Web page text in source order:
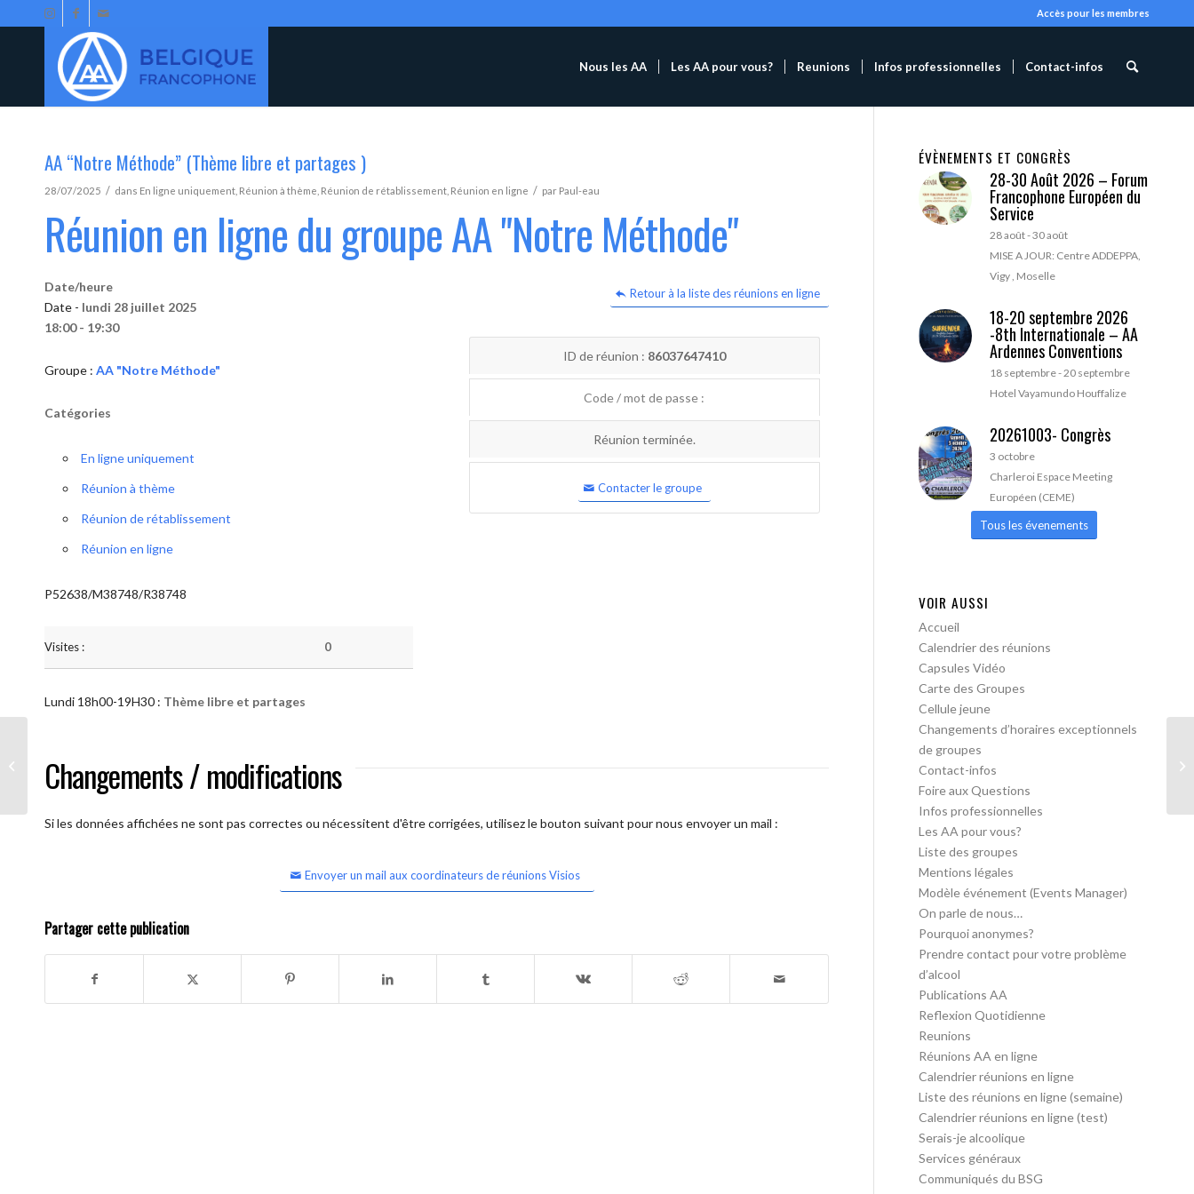
Accès pour les membres
Nous les AA Les AA pour vous? Reunions Infos professionnelles Contact-infos
AA “Notre Méthode” (Thème libre et partages )
28/07/2025 / dans En ligne uniquement Réunion à thème Réunion de rétablissement Réunion en ligne / par Paul-eau
Réunion en ligne du groupe AA "Notre Méthode"
Retour à la liste des réunions en ligne
Date/heure
Date - lundi 28 juillet 2025
18:00 - 19:30
Groupe : AA "Notre Méthode"
Catégories
En ligne uniquement
Réunion à thème
Réunion de rétablissement
Réunion en ligne
P52638/M38748/R38748
Visites : 0
ID de réunion : 86037647410
Code / mot de passe :
Réunion terminée.
Contacter le groupe
Lundi 18h00-19H30 : Thème libre et partages
Changements / modifications
Si les données affichées ne sont pas correctes ou nécessitent d'être corrigées, utilisez le bouton suivant pour nous envoyer un mail :
Envoyer un mail aux coordinateurs de réunions Visios
Partager cette publication
ÉVÈNEMENTS ET CONGRÈS
28-30 Août 2026 – Forum
Francophone Européen du
Service
28 août-30 août
MISE A JOUR: Centre ADDEPPA,
Vigy , Moselle
18-20 septembre 2026
-8th Internationale – AA
Ardennes Conventions
18 septembre-20 septembre
Hotel Vayamundo Houffalize
20261003- Congrès
3 octobre
Charleroi Espace Meeting
Européen (CEME)
Tous les évenements
VOIR AUSSI
Accueil
Calendrier des réunions
Capsules Vidéo
Carte des Groupes
Cellule jeune
Changements d’horaires exceptionnels
de groupes
Contact-infos
Foire aux Questions
Infos professionnelles
Les AA pour vous?
Liste des groupes
Mentions légales
Modèle événement (Events Manager)
On parle de nous…
Pourquoi anonymes?
Prendre contact pour votre problème
d’alcool
Publications AA
Reflexion Quotidienne
Reunions
Réunions AA en ligne
Calendrier réunions en ligne
Liste des réunions en ligne (semaine)
Calendrier réunions en ligne (test)
Serais-je alcoolique
Services généraux
Communiqués du BSG
partages )